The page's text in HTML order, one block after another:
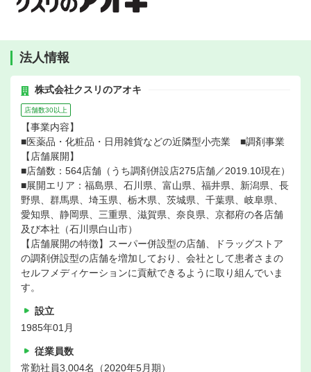
法人情報
株式会社クスリのアオキ
店舗数30以上
【事業内容】
■医薬品・化粧品・日用雑貨などの近隣型小売業 ■調剤事業
【店舗展開】
■店舗数：564店舗（うち調剤併設店275店舗／2019.10現在）
■展開エリア：福島県、石川県、富山県、福井県、新潟県、長
野県、群馬県、埼玉県、栃木県、茨城県、千葉県、岐阜県、
愛知県、静岡県、三重県、滋賀県、奈良県、京都府の各店舗
及び本社（石川県白山市）
【店舗展開の特徴】スーパー併設型の店舗、ドラッグストア
の調剤併設型の店舗を増加しており、会社として患者さまの
セルフメディケーションに貢献できるように取り組んでいま
す。
設立
1985年01月
従業員数
常勤社員3,004名（2020年5月期）